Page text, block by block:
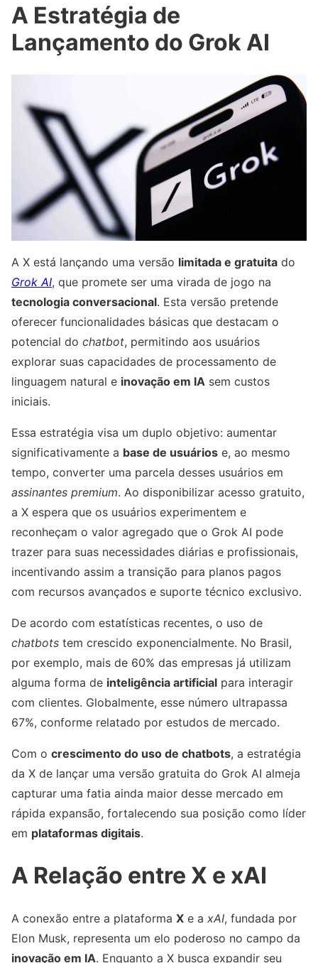
A Estratégia de
Lançamento do Grok AI
A X está lançando uma versão limitada e gratuita do
Grok AI, que promete ser uma virada de jogo na
tecnologia conversacional. Esta versão pretende
oferecer funcionalidades básicas que destacam o
potencial do chatbot, permitindo aos usuários
explorar suas capacidades de processamento de
linguagem natural e inovação em IA sem custos
iniciais.
Essa estratégia visa um duplo objetivo: aumentar
significativamente a base de usuários e, ao mesmo
tempo, converter uma parcela desses usuários em
assinantes premium. Ao disponibilizar acesso gratuito,
a X espera que os usuários experimentem e
reconheçam o valor agregado que o Grok AI pode
trazer para suas necessidades diárias e profissionais,
incentivando assim a transição para planos pagos
com recursos avançados e suporte técnico exclusivo.
De acordo com estatísticas recentes, o uso de
chatbots tem crescido exponencialmente. No Brasil,
por exemplo, mais de 60% das empresas já utilizam
alguma forma de inteligência artificial para interagir
com clientes. Globalmente, esse número ultrapassa
67%, conforme relatado por estudos de mercado.
Com o crescimento do uso de chatbots, a estratégia
da X de lançar uma versão gratuita do Grok AI almeja
capturar uma fatia ainda maior desse mercado em
rápida expansão, fortalecendo sua posição como líder
em plataformas digitais.
A Relação entre X e xAI
A conexão entre a plataforma X e a xAI, fundada por
Elon Musk, representa um elo poderoso no campo da
inovação em IA. Enquanto a X busca expandir seu